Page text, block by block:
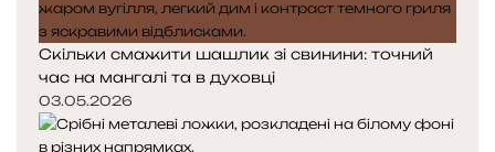
Скільки смажити шашлик зі свинини: точний
час на мангалі та в духовці
03.05.2026